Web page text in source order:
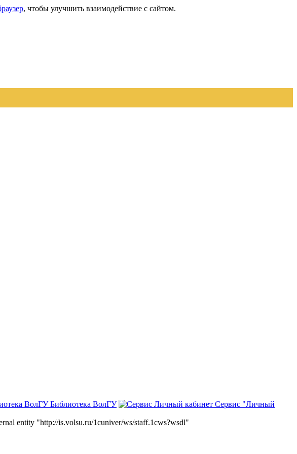
, чтобы улучшить взаимодействие с сайтом.
Библиотека ВолГУ
Сервис "Личный
entity "http://is.volsu.ru/1cuniver/ws/staff.1cws?wsdl"